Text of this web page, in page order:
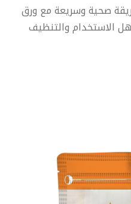
صحية وسريعة مع ورق
الاستخدام والتنظيف